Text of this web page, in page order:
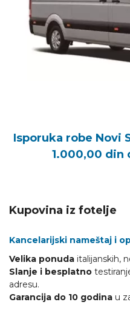
Isporuka robe Novi
1.000,00 din
Kupovina iz fotelje
Kancelarijski nameštaj i
Velika ponuda italijanskih,
Slanje i besplatno
adresu.
Garancija do 10 godina u